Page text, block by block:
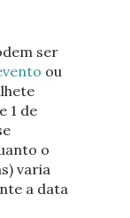
ser
ou
1 de
o
varia
a data